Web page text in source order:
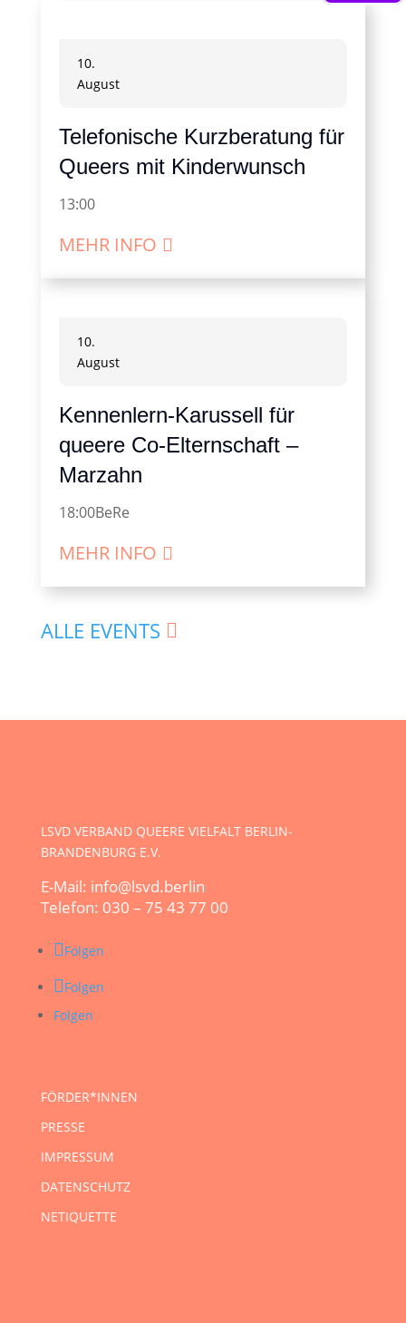
10.
August
Telefonische Kurzberatung für
Queers mit Kinderwunsch
13:00
MEHR INFO
10.
August
Kennenlern-Karussell für
queere Co-Elternschaft –
Marzahn
18:00BeRe
MEHR INFO
ALLE EVENTS
LSVD VERBAND QUEERE VIELFALT BERLIN-
BRANDENBURG E.V.
E-Mail: info@lsvd.berlin
Telefon: 030 – 75 43 77 00
Folgen
Folgen
Folgen
FÖRDER*INNEN
PRESSE
IMPRESSUM
DATENSCHUTZ
NETIQUETTE